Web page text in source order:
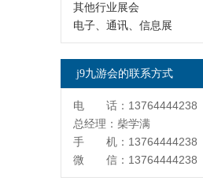
其他行业展会
电子、通讯、信息展
j9九游会的联系方式
电 话：13764444238
总经理：柴学满
手 机：13764444238
微 信：13764444238